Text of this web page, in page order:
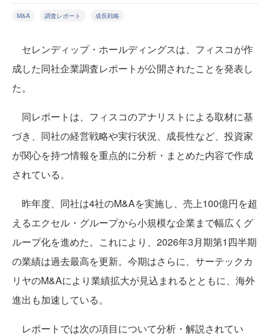
M&A 調査レポート 成長戦略
セレンディップ・ホールディングスは、フィスコが作
成した同社企業調査レポートが公開されたことを発表し
た。
同レポートは、フィスコのアナリストによる取材に基
づき、同社の経営戦略や実行状況、成長性など、投資家
が関心を持つ情報を重点的に分析・まとめた内容で作成
されている。
昨年度、同社は4社のM&Aを実施し、売上100億円を超
えるエクセル・グループから小規模な企業まで幅広くグ
ループ化を進めた。これにより、2026年3月期第1四半期
の業績は過去最高を更新。今期はさらに、サーテックカ
リヤのM&Aにより業績拡大が見込まれるとともに、海外
進出も加速している。
レポートでは次の項目について分析・解説されてい